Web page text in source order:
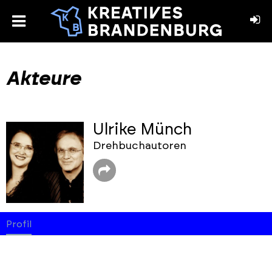
toggle
Akteure
Ulrike Münch
Drehbuchautoren
Profil